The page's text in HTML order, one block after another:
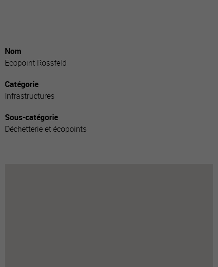
Nom
Ecopoint Rossfeld
Catégorie
Infrastructures
Sous-catégorie
Déchetterie et écopoints